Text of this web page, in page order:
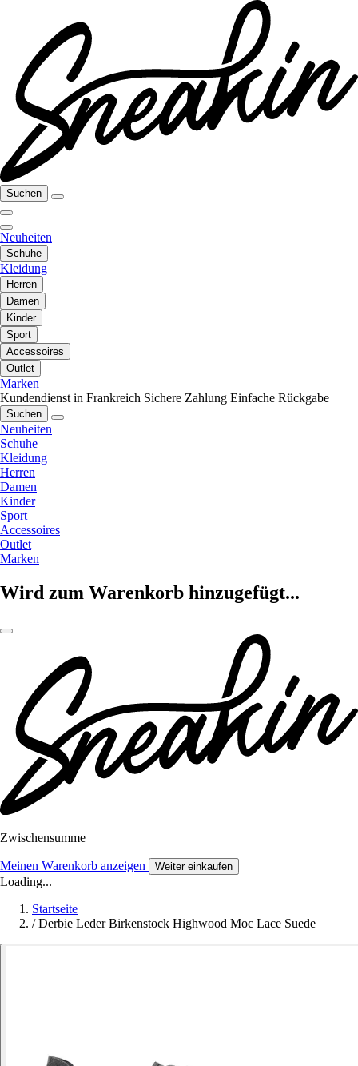
Suchen
Neuheiten
Schuhe
Kleidung
Herren
Damen
Kinder
Sport
Accessoires
Outlet
Marken
Kundendienst in Frankreich Sichere Zahlung Einfache Rückgabe
Suchen
Neuheiten
Schuhe
Kleidung
Herren
Damen
Kinder
Sport
Accessoires
Outlet
Marken
Wird zum Warenkorb hinzugefügt...
Zwischensumme
Meinen Warenkorb anzeigen Weiter einkaufen
Loading...
Startseite
/ Derbie Leder Birkenstock Highwood Moc Lace Suede